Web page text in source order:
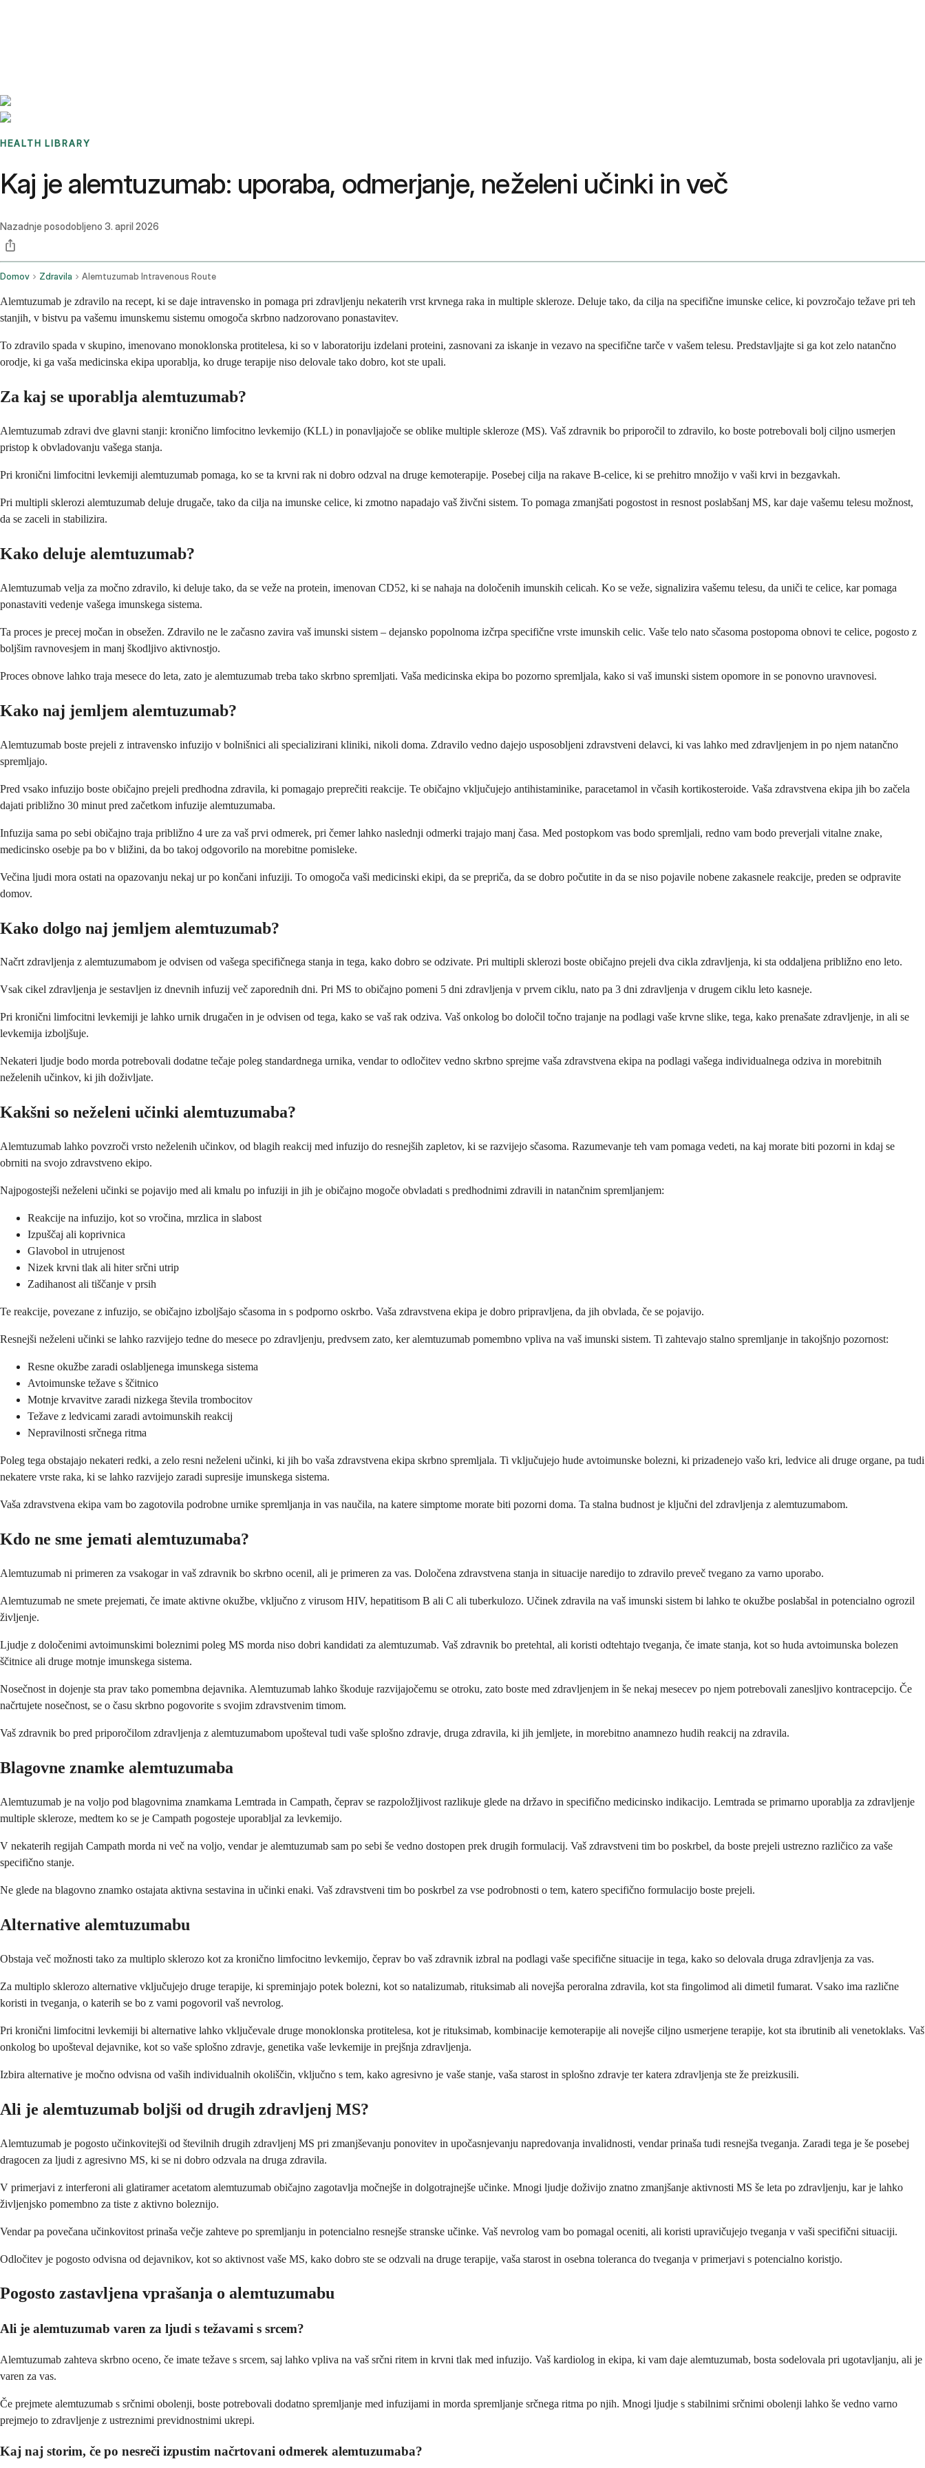
HEALTH LIBRARY
Kaj je alemtuzumab: uporaba, odmerjanje, neželeni učinki in več
Nazadnje posodobljeno 3. april 2026
Domov Zdravila Alemtuzumab Intravenous Route
Alemtuzumab je zdravilo na recept, ki se daje intravensko in pomaga pri zdravljenju nekaterih vrst krvnega raka in multiple skleroze. Deluje tako, da cilja na specifične imunske celice, ki povzročajo težave pri teh
stanjih, v bistvu pa vašemu imunskemu sistemu omogoča skrbno nadzorovano ponastavitev.
To zdravilo spada v skupino, imenovano monoklonska protitelesa, ki so v laboratoriju izdelani proteini, zasnovani za iskanje in vezavo na specifične tarče v vašem telesu. Predstavljajte si ga kot zelo natančno
orodje, ki ga vaša medicinska ekipa uporablja, ko druge terapije niso delovale tako dobro, kot ste upali.
Za kaj se uporablja alemtuzumab?
Alemtuzumab zdravi dve glavni stanji: kronično limfocitno levkemijo (KLL) in ponavljajoče se oblike multiple skleroze (MS). Vaš zdravnik bo priporočil to zdravilo, ko boste potrebovali bolj ciljno usmerjen
pristop k obvladovanju vašega stanja.
Pri kronični limfocitni levkemiji alemtuzumab pomaga, ko se ta krvni rak ni dobro odzval na druge kemoterapije. Posebej cilja na rakave B-celice, ki se prehitro množijo v vaši krvi in bezgavkah.
Pri multipli sklerozi alemtuzumab deluje drugače, tako da cilja na imunske celice, ki zmotno napadajo vaš živčni sistem. To pomaga zmanjšati pogostost in resnost poslabšanj MS, kar daje vašemu telesu možnost,
da se zaceli in stabilizira.
Kako deluje alemtuzumab?
Alemtuzumab velja za močno zdravilo, ki deluje tako, da se veže na protein, imenovan CD52, ki se nahaja na določenih imunskih celicah. Ko se veže, signalizira vašemu telesu, da uniči te celice, kar pomaga
ponastaviti vedenje vašega imunskega sistema.
Ta proces je precej močan in obsežen. Zdravilo ne le začasno zavira vaš imunski sistem – dejansko popolnoma izčrpa specifične vrste imunskih celic. Vaše telo nato sčasoma postopoma obnovi te celice, pogosto z
boljšim ravnovesjem in manj škodljivo aktivnostjo.
Proces obnove lahko traja mesece do leta, zato je alemtuzumab treba tako skrbno spremljati. Vaša medicinska ekipa bo pozorno spremljala, kako si vaš imunski sistem opomore in se ponovno uravnovesi.
Kako naj jemljem alemtuzumab?
Alemtuzumab boste prejeli z intravensko infuzijo v bolnišnici ali specializirani kliniki, nikoli doma. Zdravilo vedno dajejo usposobljeni zdravstveni delavci, ki vas lahko med zdravljenjem in po njem natančno
spremljajo.
Pred vsako infuzijo boste običajno prejeli predhodna zdravila, ki pomagajo preprečiti reakcije. Te običajno vključujejo antihistaminike, paracetamol in včasih kortikosteroide. Vaša zdravstvena ekipa jih bo začela
dajati približno 30 minut pred začetkom infuzije alemtuzumaba.
Infuzija sama po sebi običajno traja približno 4 ure za vaš prvi odmerek, pri čemer lahko naslednji odmerki trajajo manj časa. Med postopkom vas bodo spremljali, redno vam bodo preverjali vitalne znake,
medicinsko osebje pa bo v bližini, da bo takoj odgovorilo na morebitne pomisleke.
Večina ljudi mora ostati na opazovanju nekaj ur po končani infuziji. To omogoča vaši medicinski ekipi, da se prepriča, da se dobro počutite in da se niso pojavile nobene zakasnele reakcije, preden se odpravite
domov.
Kako dolgo naj jemljem alemtuzumab?
Načrt zdravljenja z alemtuzumabom je odvisen od vašega specifičnega stanja in tega, kako dobro se odzivate. Pri multipli sklerozi boste običajno prejeli dva cikla zdravljenja, ki sta oddaljena približno eno leto.
Vsak cikel zdravljenja je sestavljen iz dnevnih infuzij več zaporednih dni. Pri MS to običajno pomeni 5 dni zdravljenja v prvem ciklu, nato pa 3 dni zdravljenja v drugem ciklu leto kasneje.
Pri kronični limfocitni levkemiji je lahko urnik drugačen in je odvisen od tega, kako se vaš rak odziva. Vaš onkolog bo določil točno trajanje na podlagi vaše krvne slike, tega, kako prenašate zdravljenje, in ali se
levkemija izboljšuje.
Nekateri ljudje bodo morda potrebovali dodatne tečaje poleg standardnega urnika, vendar to odločitev vedno skrbno sprejme vaša zdravstvena ekipa na podlagi vašega individualnega odziva in morebitnih
neželenih učinkov, ki jih doživljate.
Kakšni so neželeni učinki alemtuzumaba?
Alemtuzumab lahko povzroči vrsto neželenih učinkov, od blagih reakcij med infuzijo do resnejših zapletov, ki se razvijejo sčasoma. Razumevanje teh vam pomaga vedeti, na kaj morate biti pozorni in kdaj se
obrniti na svojo zdravstveno ekipo.
Najpogostejši neželeni učinki se pojavijo med ali kmalu po infuziji in jih je običajno mogoče obvladati s predhodnimi zdravili in natančnim spremljanjem:
Reakcije na infuzijo, kot so vročina, mrzlica in slabost
Izpuščaj ali koprivnica
Glavobol in utrujenost
Nizek krvni tlak ali hiter srčni utrip
Zadihanost ali tiščanje v prsih
Te reakcije, povezane z infuzijo, se običajno izboljšajo sčasoma in s podporno oskrbo. Vaša zdravstvena ekipa je dobro pripravljena, da jih obvlada, če se pojavijo.
Resnejši neželeni učinki se lahko razvijejo tedne do mesece po zdravljenju, predvsem zato, ker alemtuzumab pomembno vpliva na vaš imunski sistem. Ti zahtevajo stalno spremljanje in takojšnjo pozornost:
Resne okužbe zaradi oslabljenega imunskega sistema
Avtoimunske težave s ščitnico
Motnje krvavitve zaradi nizkega števila trombocitov
Težave z ledvicami zaradi avtoimunskih reakcij
Nepravilnosti srčnega ritma
Poleg tega obstajajo nekateri redki, a zelo resni neželeni učinki, ki jih bo vaša zdravstvena ekipa skrbno spremljala. Ti vključujejo hude avtoimunske bolezni, ki prizadenejo vašo kri, ledvice ali druge organe, pa tudi
nekatere vrste raka, ki se lahko razvijejo zaradi supresije imunskega sistema.
Vaša zdravstvena ekipa vam bo zagotovila podrobne urnike spremljanja in vas naučila, na katere simptome morate biti pozorni doma. Ta stalna budnost je ključni del zdravljenja z alemtuzumabom.
Kdo ne sme jemati alemtuzumaba?
Alemtuzumab ni primeren za vsakogar in vaš zdravnik bo skrbno ocenil, ali je primeren za vas. Določena zdravstvena stanja in situacije naredijo to zdravilo preveč tvegano za varno uporabo.
Alemtuzumab ne smete prejemati, če imate aktivne okužbe, vključno z virusom HIV, hepatitisom B ali C ali tuberkulozo. Učinek zdravila na vaš imunski sistem bi lahko te okužbe poslabšal in potencialno ogrozil
življenje.
Ljudje z določenimi avtoimunskimi boleznimi poleg MS morda niso dobri kandidati za alemtuzumab. Vaš zdravnik bo pretehtal, ali koristi odtehtajo tveganja, če imate stanja, kot so huda avtoimunska bolezen
ščitnice ali druge motnje imunskega sistema.
Nosečnost in dojenje sta prav tako pomembna dejavnika. Alemtuzumab lahko škoduje razvijajočemu se otroku, zato boste med zdravljenjem in še nekaj mesecev po njem potrebovali zanesljivo kontracepcijo. Če
načrtujete nosečnost, se o času skrbno pogovorite s svojim zdravstvenim timom.
Vaš zdravnik bo pred priporočilom zdravljenja z alemtuzumabom upošteval tudi vaše splošno zdravje, druga zdravila, ki jih jemljete, in morebitno anamnezo hudih reakcij na zdravila.
Blagovne znamke alemtuzumaba
Alemtuzumab je na voljo pod blagovnima znamkama Lemtrada in Campath, čeprav se razpoložljivost razlikuje glede na državo in specifično medicinsko indikacijo. Lemtrada se primarno uporablja za zdravljenje
multiple skleroze, medtem ko se je Campath pogosteje uporabljal za levkemijo.
V nekaterih regijah Campath morda ni več na voljo, vendar je alemtuzumab sam po sebi še vedno dostopen prek drugih formulacij. Vaš zdravstveni tim bo poskrbel, da boste prejeli ustrezno različico za vaše
specifično stanje.
Ne glede na blagovno znamko ostajata aktivna sestavina in učinki enaki. Vaš zdravstveni tim bo poskrbel za vse podrobnosti o tem, katero specifično formulacijo boste prejeli.
Alternative alemtuzumabu
Obstaja več možnosti tako za multiplo sklerozo kot za kronično limfocitno levkemijo, čeprav bo vaš zdravnik izbral na podlagi vaše specifične situacije in tega, kako so delovala druga zdravljenja za vas.
Za multiplo sklerozo alternative vključujejo druge terapije, ki spreminjajo potek bolezni, kot so natalizumab, rituksimab ali novejša peroralna zdravila, kot sta fingolimod ali dimetil fumarat. Vsako ima različne
koristi in tveganja, o katerih se bo z vami pogovoril vaš nevrolog.
Pri kronični limfocitni levkemiji bi alternative lahko vključevale druge monoklonska protitelesa, kot je rituksimab, kombinacije kemoterapije ali novejše ciljno usmerjene terapije, kot sta ibrutinib ali venetoklaks. Vaš
onkolog bo upošteval dejavnike, kot so vaše splošno zdravje, genetika vaše levkemije in prejšnja zdravljenja.
Izbira alternative je močno odvisna od vaših individualnih okoliščin, vključno s tem, kako agresivno je vaše stanje, vaša starost in splošno zdravje ter katera zdravljenja ste že preizkusili.
Ali je alemtuzumab boljši od drugih zdravljenj MS?
Alemtuzumab je pogosto učinkovitejši od številnih drugih zdravljenj MS pri zmanjševanju ponovitev in upočasnjevanju napredovanja invalidnosti, vendar prinaša tudi resnejša tveganja. Zaradi tega je še posebej
dragocen za ljudi z agresivno MS, ki se ni dobro odzvala na druga zdravila.
V primerjavi z interferoni ali glatiramer acetatom alemtuzumab običajno zagotavlja močnejše in dolgotrajnejše učinke. Mnogi ljudje doživijo znatno zmanjšanje aktivnosti MS še leta po zdravljenju, kar je lahko
življenjsko pomembno za tiste z aktivno boleznijo.
Vendar pa povečana učinkovitost prinaša večje zahteve po spremljanju in potencialno resnejše stranske učinke. Vaš nevrolog vam bo pomagal oceniti, ali koristi upravičujejo tveganja v vaši specifični situaciji.
Odločitev je pogosto odvisna od dejavnikov, kot so aktivnost vaše MS, kako dobro ste se odzvali na druge terapije, vaša starost in osebna toleranca do tveganja v primerjavi s potencialno koristjo.
Pogosto zastavljena vprašanja o alemtuzumabu
Ali je alemtuzumab varen za ljudi s težavami s srcem?
Alemtuzumab zahteva skrbno oceno, če imate težave s srcem, saj lahko vpliva na vaš srčni ritem in krvni tlak med infuzijo. Vaš kardiolog in ekipa, ki vam daje alemtuzumab, bosta sodelovala pri ugotavljanju, ali je
varen za vas.
Če prejmete alemtuzumab s srčnimi obolenji, boste potrebovali dodatno spremljanje med infuzijami in morda spremljanje srčnega ritma po njih. Mnogi ljudje s stabilnimi srčnimi obolenji lahko še vedno varno
prejmejo to zdravljenje z ustreznimi previdnostnimi ukrepi.
Kaj naj storim, če po nesreči izpustim načrtovani odmerek alemtuzumaba?